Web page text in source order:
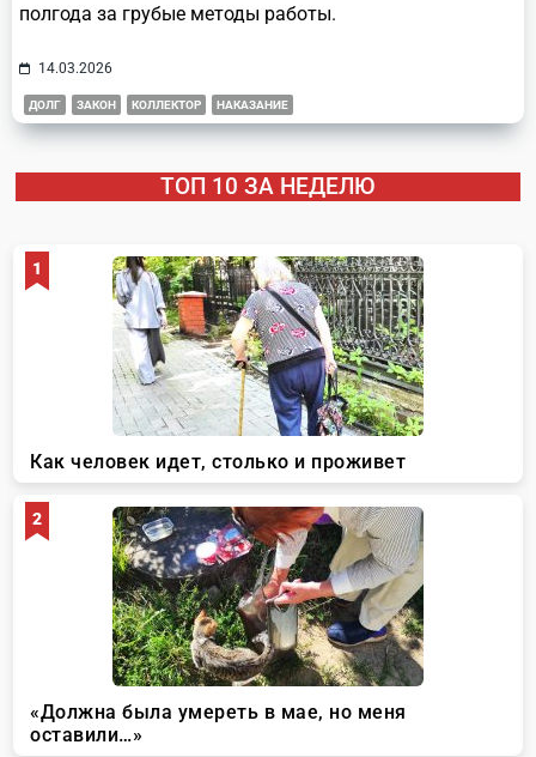
полгода за грубые методы работы.
14.03.2026
ДОЛГ ЗАКОН КОЛЛЕКТОР НАКАЗАНИЕ
ТОП 10 ЗА НЕДЕЛЮ